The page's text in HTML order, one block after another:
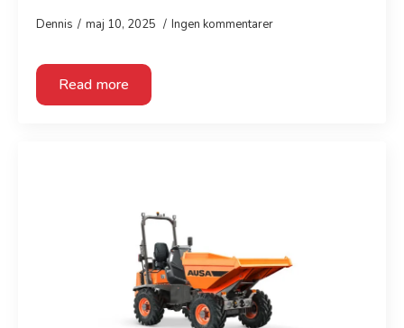
Dennis maj 10, 2025 Ingen kommentarer
Read more